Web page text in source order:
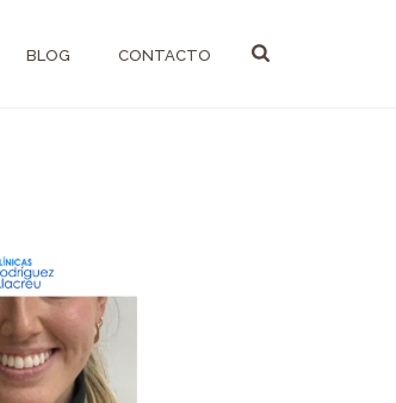
BLOG CONTACTO